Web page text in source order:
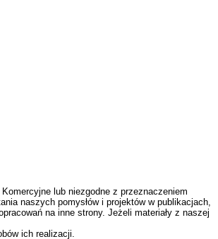
lub niezgodne z przeznaczeniem
naszych pomysłów i projektów w publikacjach,
na inne strony. Jeżeli materiały z naszej
ich realizacji.